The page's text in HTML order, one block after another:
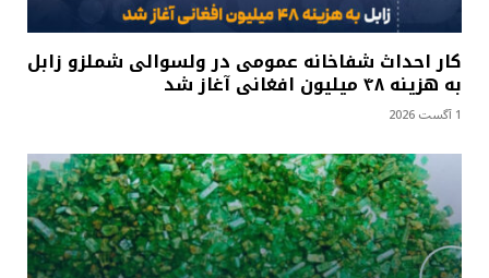
کار احداث شفاخانه عمومی در ولسوالی شملزو زابل
به هزینه ۴۸ میلیون افغانی آغاز شد
1 آگست 2026